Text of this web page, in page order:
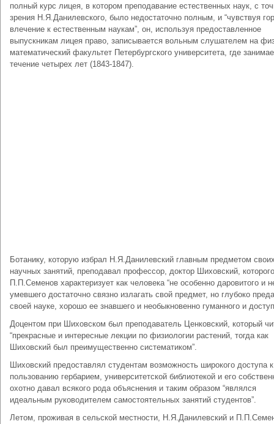
полный курс лицея, в котором преподавание естественных наук, с
зрения Н.Я.Данилевского, было недостаточно полным, и “чувствуя
влечение к естественным наукам”, он, используя предоставленное
выпускникам лицея право, записывается вольным слушателем на
математический факультет Петербургского университета, где
течение четырех лет (1843-1847).
Ботанику, которую избрал Н.Я.Данилевский главным предметом
научных занятий, преподавал профессор, доктор Шиховский, которого
П.П.Семенов характеризует как человека “не особенно даровитого и
умевшего достаточно связно излагать свой предмет, но глубоко
своей науке, хорошо ее знавшего и необыкновенно гуманного и
Доцентом при Шиховском был преподаватель Ценковский, который
“прекрасные и интересные лекции по физиологии растений, тогда как
Шиховский был преимущественно систематиком”.
Шиховский предоставлял студентам возможность широкого доступа к
пользованию гербарием, университетской библиотекой и его
охотно давал всякого рода объяснения и таким образом “являлся
идеальным руководителем самостоятельных занятий студентов”.
Летом, проживая в сельской местности, Н.Я.Данилевский и